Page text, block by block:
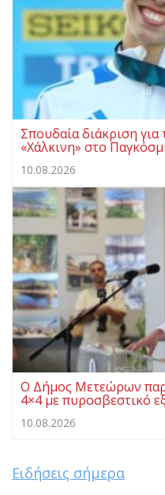
Σπουδαία διάκριση
«Χάλκινη» στο
10.08.2026
Ο Δήμος Μετεώρων
4×4 με πυροσβεστικό
10.08.2026
Ειδήσεις σήμερα